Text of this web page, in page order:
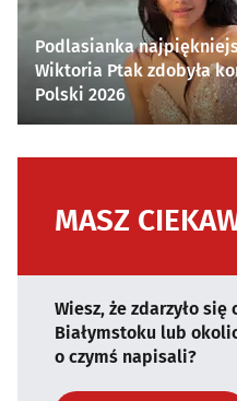
Podlasianka
Wiktoria Ptak zdobyła
Polski 2026
MASZ
Wiesz, że zdarzyło
Białymstoku lub
o czymś napisali?